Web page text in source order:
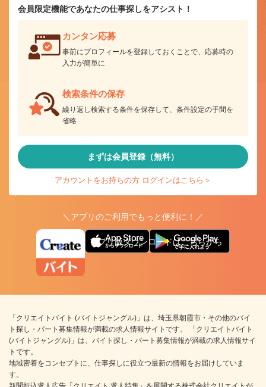
会員限定機能であなたの仕事探しをアシスト！
カンタン応募
事前にプロフィールを登録しておくことで、応募時の
入力が簡単に
検索条件の保存
繰り返し検索する条件を保存して、条件設定の手間を
省略
まずは会員登録（無料）
アカウントをお持ちの方 ログインはこちら＞
＼アプリのご利用でもっと便利に！／
アプリ版ダウンロードはこちらから
「クリエイトバイト (バイトジャングル)」は、埼玉県朝霞市・その他のバイ
ト探し・パート募集情報が満載の求人情報サイトです。 「クリエイトバイト
(バイトジャングル)」は、バイト探し・パート募集情報が満載の求人情報サイ
トです。
地域密着をコンセプトに、仕事探しに役立つ最新の情報をお届けしていま
す。